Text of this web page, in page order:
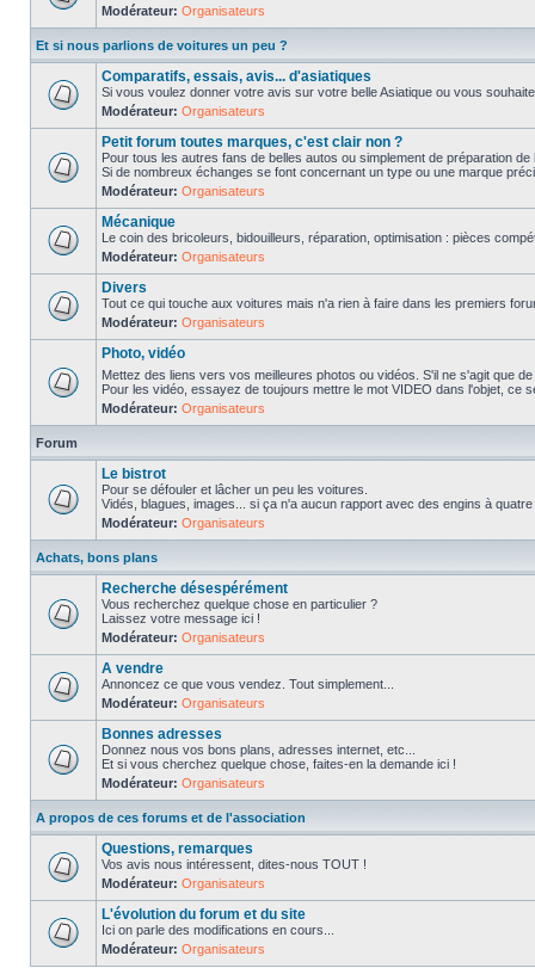
Modérateur: Organisateurs
Et si nous parlions de voitures un peu ?
Comparatifs, essais, avis... d'asiatiques
Si vous voulez donner votre avis sur votre belle Asiatique ou vous
Modérateur: Organisateurs
Petit forum toutes marques, c'est clair non ?
Pour tous les autres fans de belles autos ou simplement de préparation de
Si de nombreux échanges se font concernant un type ou une marque
Modérateur: Organisateurs
Mécanique
Le coin des bricoleurs, bidouilleurs, réparation, optimisation : pièces
Modérateur: Organisateurs
Divers
Tout ce qui touche aux voitures mais n'a rien à faire dans les premiers
Modérateur: Organisateurs
Photo, vidéo
Mettez des liens vers vos meilleures photos ou vidéos. S'il ne s'agit que
Pour les vidéo, essayez de toujours mettre le mot VIDEO dans l'objet, ce
Modérateur: Organisateurs
Forum
Le bistrot
Pour se défouler et lâcher un peu les voitures.
Vidés, blagues, images... si ça n'a aucun rapport avec des engins à
Modérateur: Organisateurs
Achats, bons plans
Recherche désespérément
Vous recherchez quelque chose en particulier ?
Laissez votre message ici !
Modérateur: Organisateurs
A vendre
Annoncez ce que vous vendez. Tout simplement...
Modérateur: Organisateurs
Bonnes adresses
Donnez nous vos bons plans, adresses internet, etc...
Et si vous cherchez quelque chose, faites-en la demande ici !
Modérateur: Organisateurs
A propos de ces forums et de l'association
Questions, remarques
Vos avis nous intéressent, dites-nous TOUT !
Modérateur: Organisateurs
L'évolution du forum et du site
Ici on parle des modifications en cours...
Modérateur: Organisateurs